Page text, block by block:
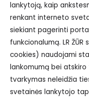
lankytoją, kaip
renkant interneto
siekiant pagerinti
funkcionalumą. LR ŽŪR
cookies) naudojami
lankomumą bei atskiro
tvarkymas neleidžia
svetainės lankytojo